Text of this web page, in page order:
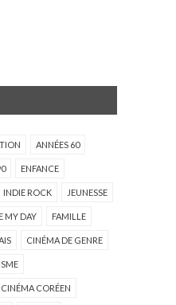
ANNÉES 60
ENFANCE
INDIE ROCK JEUNESSE
MY DAY FAMILLE
CINÉMA DE GENRE
CINÉMA CORÉEN